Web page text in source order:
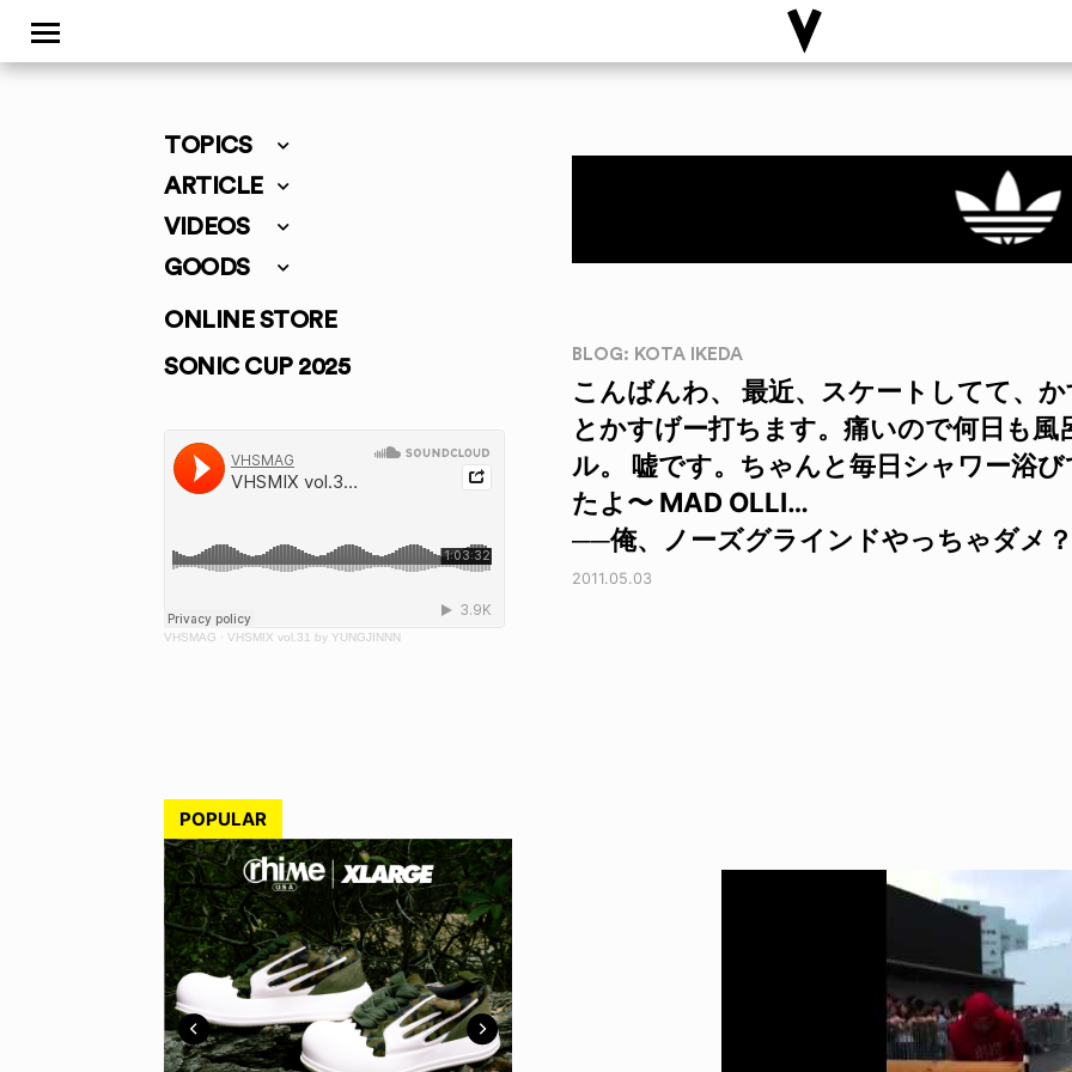
TOPICS
ARTICLE
VIDEOS
GOODS
ONLINE STORE
SONIC CUP 2025
VHSMAG · VHSMIX vol.31 by YUNGJINNN
POPULAR
BLOG: KOTA IKEDA
こんばんわ、 最近、スケートしてて、
とかすげー打ちます。痛いので何日も
ル。 嘘です。ちゃんと毎日シャワー浴
たよ〜 MAD OLLI…
──俺、ノーズグラインドやっちゃダメ？
2011.05.03